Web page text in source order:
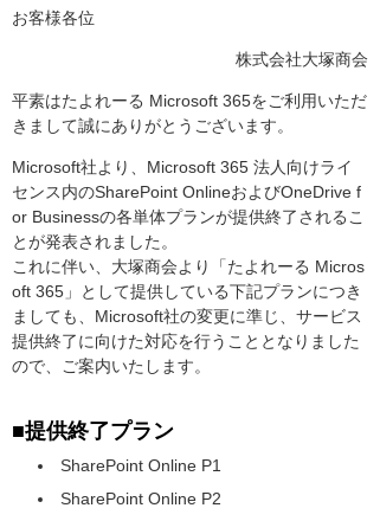
お客様各位
株式会社大塚商会
平素はたよれーる Microsoft 365をご利用いただ
きまして誠にありがとうございます。
Microsoft社より、Microsoft 365 法人向けライ
センス内のSharePoint OnlineおよびOneDrive f
or Businessの各単体プランが提供終了されるこ
とが発表されました。
これに伴い、大塚商会より「たよれーる Micros
oft 365」として提供している下記プランにつき
ましても、Microsoft社の変更に準じ、サービス
提供終了に向けた対応を行うこととなりました
ので、ご案内いたします。
■提供終了プラン
SharePoint Online P1
SharePoint Online P2